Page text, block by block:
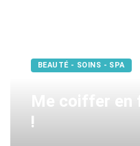
BEAUTÉ - SOINS - SPA
Me coiffer en
!